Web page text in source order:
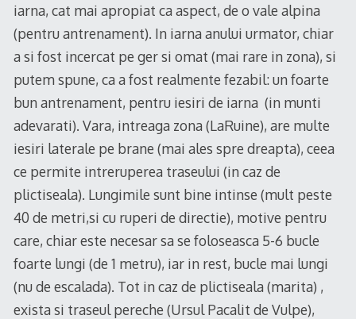
iarna, cat mai apropiat ca aspect, de o vale alpina
(pentru antrenament). In iarna anului urmator, chiar
a si fost incercat pe ger si omat (mai rare in zona), si
putem spune, ca a fost realmente fezabil: un foarte
bun antrenament, pentru iesiri de iarna (in munti
adevarati). Vara, intreaga zona (LaRuine), are multe
iesiri laterale pe brane (mai ales spre dreapta), ceea
ce permite intreruperea traseului (in caz de
plictiseala). Lungimile sunt bine intinse (mult peste
40 de metri,si cu ruperi de directie), motive pentru
care, chiar este necesar sa se foloseasca 5-6 bucle
foarte lungi (de 1 metru), iar in rest, bucle mai lungi
(nu de escalada). Tot in caz de plictiseala (marita) ,
exista si traseul pereche (Ursul Pacalit de Vulpe),